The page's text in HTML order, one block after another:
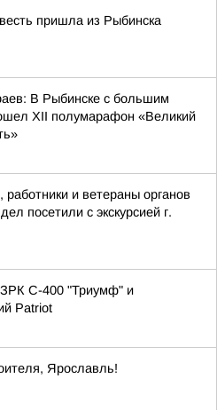
пришла из Рыбинска
В Рыбинске с большим
XII полумарафон «Великий
работники и ветераны органов
посетили с экскурсией г.
ЗРК С-400 "Триумф" и
Patriot
Ярославль!